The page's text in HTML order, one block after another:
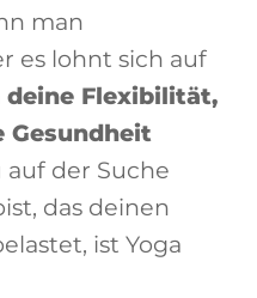
man
es lohnt sich auf
deine Flexibilität,
Gesundheit
auf der Suche
das deinen
ist Yoga